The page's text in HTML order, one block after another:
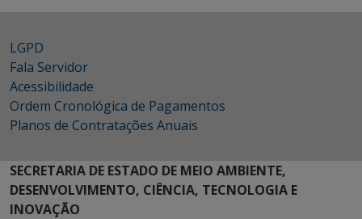
LGPD
Fala Servidor
Acessibilidade
Ordem Cronológica de Pagamentos
Planos de Contratações Anuais
SECRETARIA DE ESTADO DE MEIO AMBIENTE,
DESENVOLVIMENTO, CIÊNCIA, TECNOLOGIA E
INOVAÇÃO